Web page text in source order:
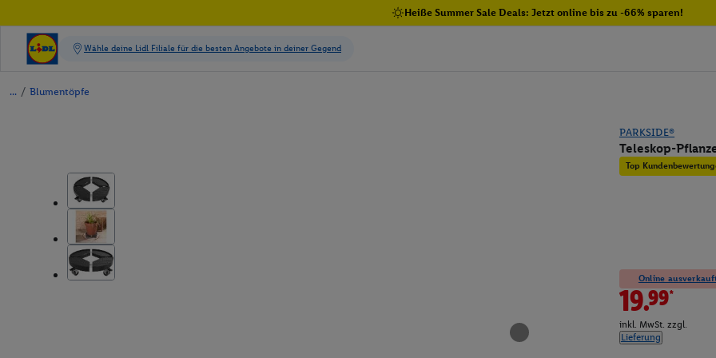
Heiße Summer Sale Deals: Jetzt online bis zu -66% sparen!
/ Blumentöpfe
PARKSIDE®
Teleskop-
Top
Online
19.99*
inkl. MwSt. zzgl.
Lieferung